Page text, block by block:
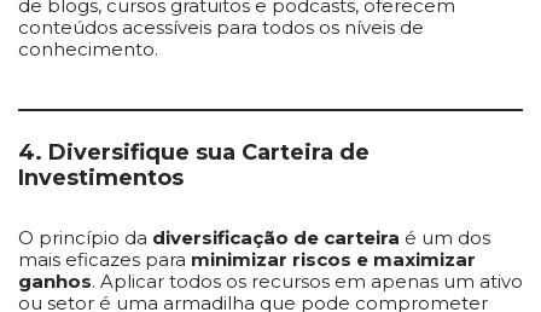
de blogs, cursos gratuitos e podcasts, oferecem
conteúdos acessíveis para todos os níveis de
conhecimento.
4. Diversifique sua Carteira de
Investimentos
O princípio da diversificação de carteira é um dos
mais eficazes para minimizar riscos e maximizar
ganhos. Aplicar todos os recursos em apenas um ativo
ou setor é uma armadilha que pode comprometer